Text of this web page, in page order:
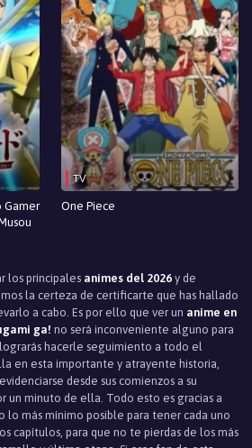
Gamer
TV
One Piece
los principales animes del 2026 y de
la certeza de certificarte que has hallado
a cabo. Es por ello que ver un anime en
ga! no será inconveniente alguno para
hacerle seguimiento a todo el
en esta importante y atrayente historia,
desde sus comienzos a su
un minuto de ella. Todo esto es gracias a
lo más mínimo posible para tener cada uno
capítulos, para que no te pierdas de los más